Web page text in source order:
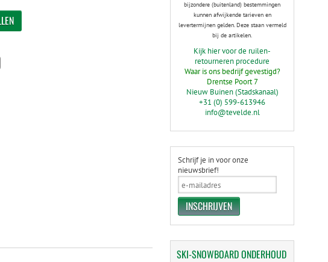
bijzondere (buitenland) bestemmingen
kunnen afwijkende tarieven en
levertermijnen gelden. Deze staan vermeld
bij de artikelen.
Kijk hier voor de ruilen-
retourneren procedure
Waar is ons bedrijf gevestigd?
Drentse Poort 7
Nieuw Buinen (Stadskanaal)
+31 (0) 599-613946
info@tevelde.nl
Schrijf je in voor onze
nieuwsbrief!
SKI-SNOWBOARDONDERHOUD